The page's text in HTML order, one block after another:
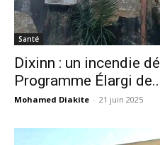
Santé
Dixinn : un incendie
Programme Élargi
Mohamed Diakite - 21 juin 2025